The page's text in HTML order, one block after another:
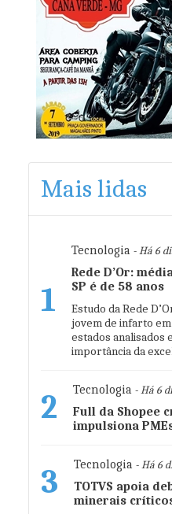
Mais lidas
1
Tecnologia - Há 6
Rede D’Or:
SP é de 58 anos
Estudo da Rede
jovem de infarto
estados analisados
importância da
2 Tecnologia - Há 6
Full da Shopee
impulsiona
3 Tecnologia - Há 6
TOTVS apoia
minerais